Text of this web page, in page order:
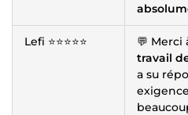
Lefi ⭐⭐⭐⭐⭐ 💬 Merci
travail
a su